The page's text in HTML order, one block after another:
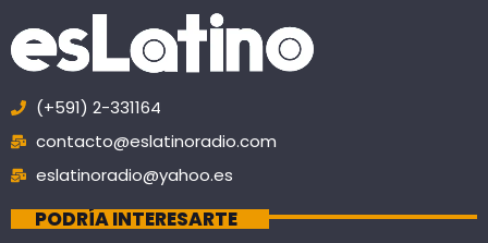
(+591) 2-331164
contacto@eslatinoradio.com
eslatinoradio@yahoo.es
PODRÍA INTERESARTE